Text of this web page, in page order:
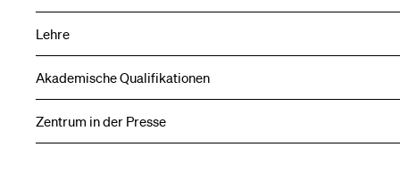
Lehre
Akademische Qualifikationen
Zentrum in der Presse